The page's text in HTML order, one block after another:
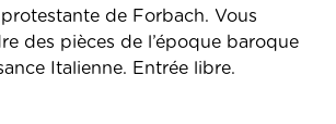
protestante de Forbach. Vous
des pièces de l’époque baroque
Italienne. Entrée libre.